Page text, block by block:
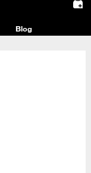
Blog